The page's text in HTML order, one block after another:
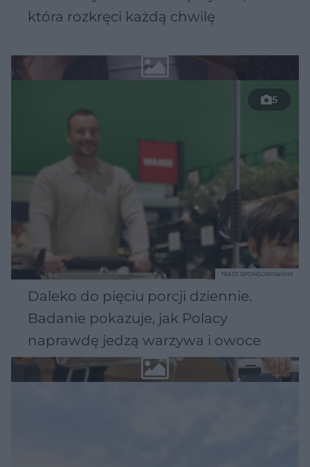
która rozkręci każdą chwilę
5
Daleko do pięciu porcji dziennie.
Badanie pokazuje, jak Polacy
naprawdę jedzą warzywa i owoce
TEKST SPONSOROWANY